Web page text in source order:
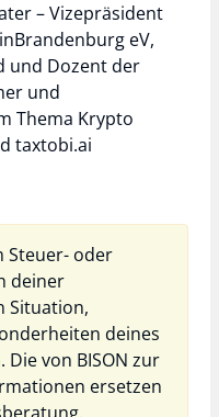
– Vizepräsident
eV,
und Dozent der
und
Thema Krypto
taxtobi.ai
Steuer- oder
deiner
Situation,
deines
von BISON zur
ersetzen